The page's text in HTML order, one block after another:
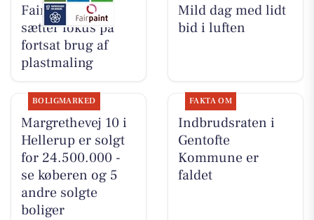
Fairpaint ApS
sætter fokus på
fortsat brug af
plastmaling
Mild dag med lidt
bid i luften
BOLIGMARKED
Margrethevej 10 i
Hellerup er solgt
for 24.500.000 -
se køberen og 5
andre solgte
boliger
FAKTA OM
Indbrudsraten i
Gentofte
Kommune er
faldet